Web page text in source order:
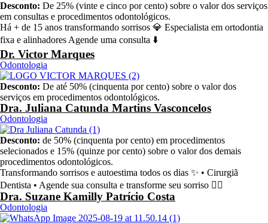
Desconto: De 25% (vinte e cinco por cento) sobre o valor dos serviços
em consultas e procedimentos odontológicos.
Há + de 15 anos transformando sorrisos 💎 Especialista em ortodontia
fixa e alinhadores Agende uma consulta ⬇️
Dr. Victor Marques
Odontologia
Desconto: De até 50% (cinquenta por cento) sobre o valor dos
serviços em procedimentos odontológicos.
Dra. Juliana Catunda Martins Vasconcelos
Odontologia
Desconto: de 50% (cinquenta por cento) em procedimentos
selecionados e 15% (quinze por cento) sobre o valor dos demais
procedimentos odontológicos.
Transformando sorrisos e autoestima todos os dias ✨ • Cirurgiã
Dentista • Agende sua consulta e transforme seu sorriso 👇🏻
Dra. Suzane Kamilly Patrício Costa
Odontologia